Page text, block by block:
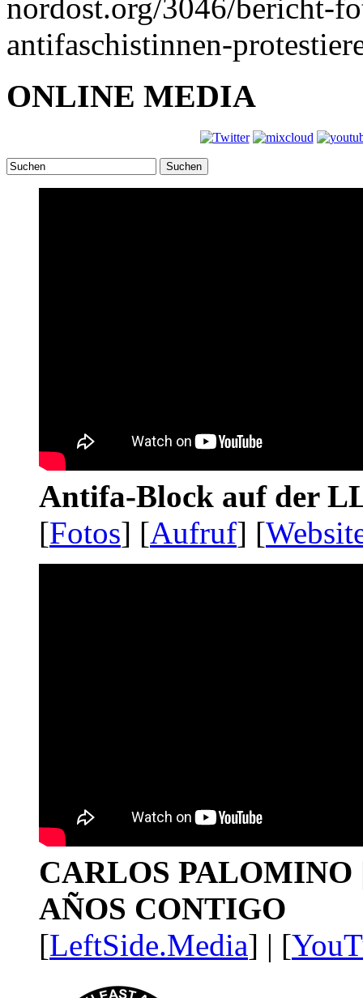
nordost.org/3046/bericht-
antifaschistinnen-
ONLINE MEDIA
Suchen
Antifa-Block auf der
[Fotos] [Aufruf] [
CARLOS PALOMINO
AÑOS CONTIGO
[LeftSide.Media] | [